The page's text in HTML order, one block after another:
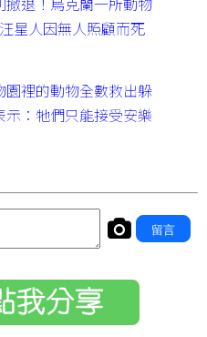
星人因無人照顧而死
園裡的動物全數救出躲
：牠們只能接受安樂